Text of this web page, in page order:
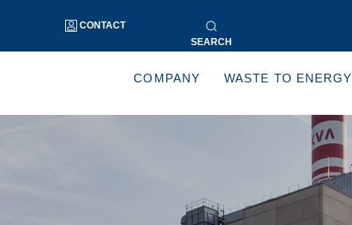
CONTACT
SEARCH
COMPANY WASTE TO ENERGY